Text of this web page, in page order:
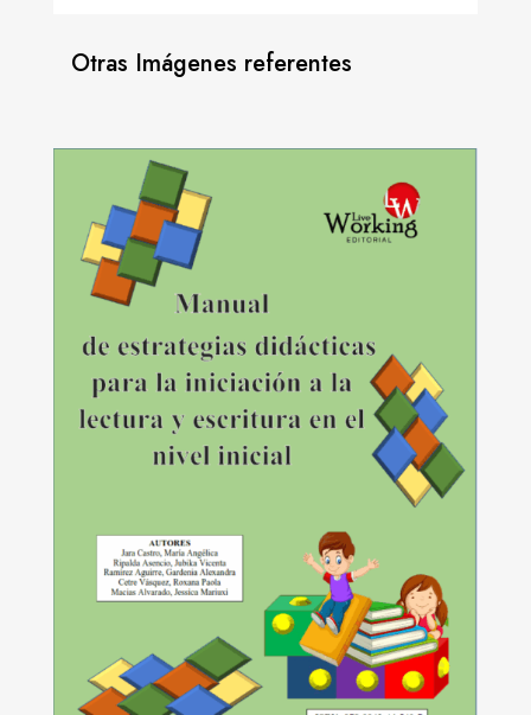
Otras Imágenes referentes